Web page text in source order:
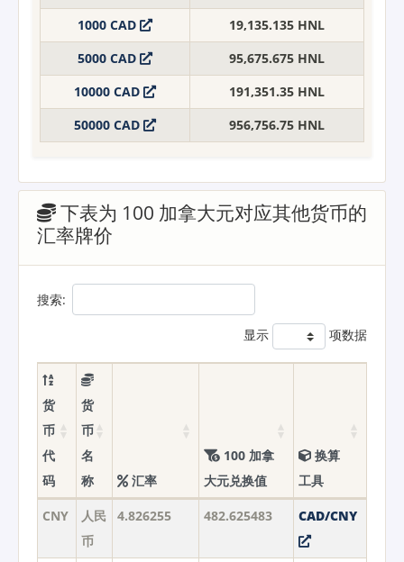
1000 CAD
19,135.135 HNL
5000 CAD
95,675.675 HNL
10000 CAD
191,351.35 HNL
50000 CAD
956,756.75 HNL
下表为 100 加拿大元对应其他货币的
汇率牌价
搜索:
显示 项数据
货
币
代
码
货
币
名
称
汇率
100 加拿
大元兑换值
换算
工具
CNY
人民
币
4.826255 482.625483 CAD/CNY